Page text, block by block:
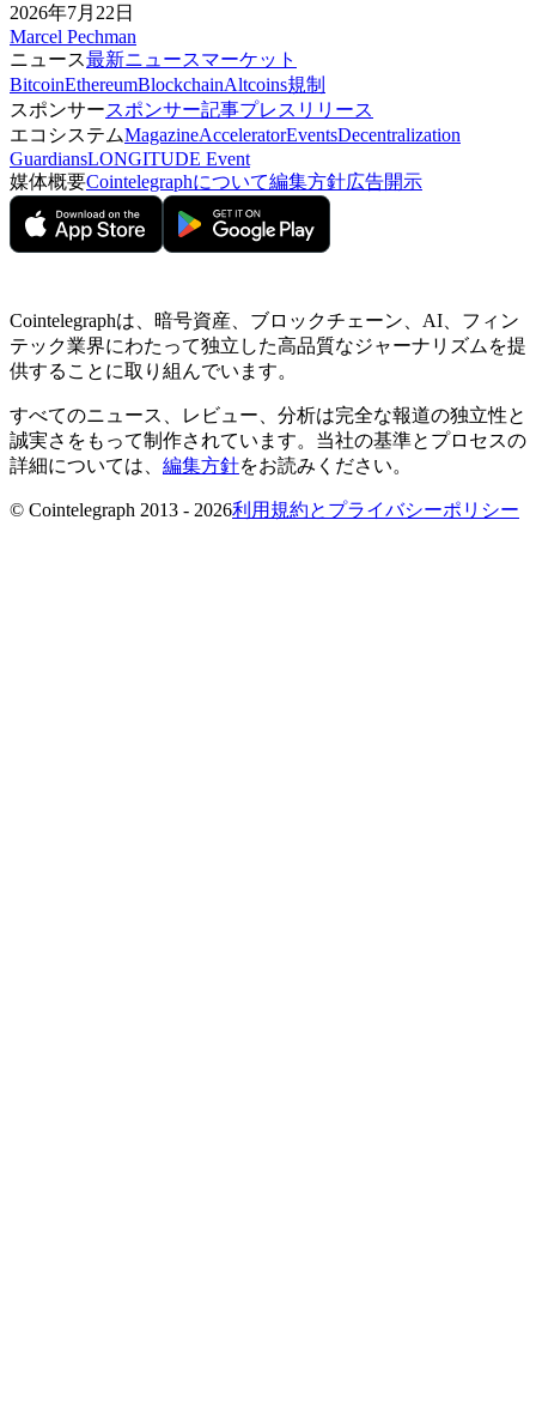
2026年7月22日
Marcel Pechman
ニュース最新ニュースマーケット
BitcoinEthereumBlockchainAltcoins規制
スポンサースポンサー記事プレスリリース
エコシステムMagazineAcceleratorEventsDecentralization
GuardiansLONGITUDE Event
媒体概要Cointelegraphについて編集方針広告開示
Cointelegraphは、暗号資産、ブロックチェーン、AI、フィン
テック業界にわたって独立した高品質なジャーナリズムを提
供することに取り組んでいます。
すべてのニュース、レビュー、分析は完全な報道の独立性と
誠実さをもって制作されています。当社の基準とプロセスの
詳細については、 編集方針をお読みください。
© Cointelegraph 2013 - 2026利用規約とプライバシーポリシー